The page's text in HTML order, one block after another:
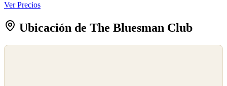
Ver Precios
Ubicación de The Bluesman Club